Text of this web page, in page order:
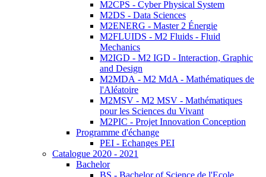
M2CPS - Cyber Physical System
M2DS - Data Sciences
M2ENERG - Master 2 Énergie
M2FLUIDS - M2 Fluids - Fluid
Mechanics
M2IGD - M2 IGD - Interaction, Graphic
and Design
M2MDA - M2 MdA - Mathématiques de
l'Aléatoire
M2MSV - M2 MSV - Mathématiques
pour les Sciences du Vivant
M2PIC - Projet Innovation Conception
Programme d'échange
PEI - Echanges PEI
Catalogue 2020 - 2021
Bachelor
BS - Bachelor of Science de l'Ecole